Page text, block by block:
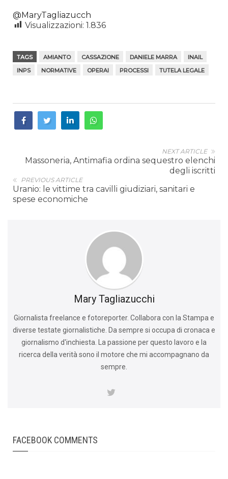
@MaryTagliazucch
Visualizzazioni: 1.836
TAGS AMIANTO CASSAZIONE DANIELE MARRA
INAIL
INPS
NORMATIVE OPERAI PROCESSI TUTELA LEGALE
NEXT ARTICLE
Massoneria, Antimafia ordina sequestro elenchi
degli iscritti
PREVIOUS ARTICLE
Uranio: le vittime tra cavilli giudiziari, sanitari e
spese economiche
Mary Tagliazucchi
Giornalista freelance e fotoreporter. Collabora con la Stampa e
diverse testate giornalistiche. Da sempre si occupa di cronaca e
giornalismo d'inchiesta. La passione per questo lavoro e la
ricerca della verità sono il motore che mi accompagnano da
sempre.
FACEBOOK COMMENTS